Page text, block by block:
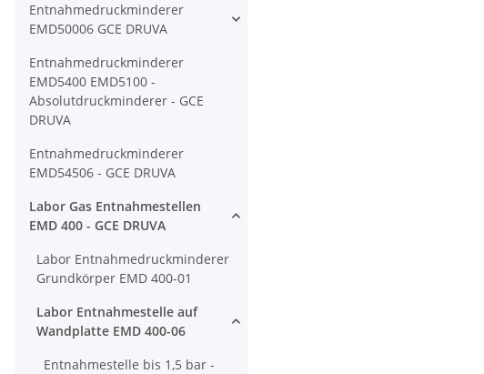
Entnahmedruckminderer
EMD50006 GCE DRUVA
Entnahmedruckminderer
EMD5400 EMD5100 -
Absolutdruckminderer - GCE
DRUVA
Entnahmedruckminderer
EMD54506 - GCE DRUVA
Labor Gas Entnahmestellen
EMD 400 - GCE DRUVA
Labor Entnahmedruckminderer
Grundkörper EMD 400-01
Labor Entnahmestelle auf
Wandplatte EMD 400-06
Entnahmestelle bis 1,5 bar -